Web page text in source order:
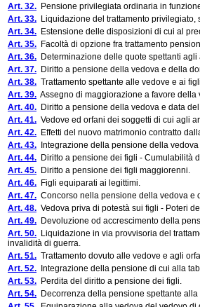
Art. 32. Pensione privilegiata ordinaria in
Art. 33. Liquidazione del trattamento
Art. 34. Estensione delle disposizioni di cui al
Art. 35. Facoltà di opzione fra trattamento
Art. 36. Determinazione delle quote spettanti
Art. 37. Diritto a pensione della vedova e della
Art. 38. Trattamento spettante alle vedove e ai
Art. 39. Assegno di maggiorazione a favore della
Art. 40. Diritto a pensione della vedova e data
Art. 41. Vedove ed orfani dei soggetti di cui agli
Art. 42. Effetti del nuovo matrimonio contratto
Art. 43. Integrazione della pensione della
Art. 44. Diritto a pensione dei figli - Cumulabilità
Art. 45. Diritto a pensione dei figli maggiorenni.
Art. 46. Figli equiparati ai legittimi.
Art. 47. Concorso nella pensione della vedova e
Art. 48. Vedova priva di potestà sui figli - Poteri
Art. 49. Devoluzione od accrescimento della
Art. 50. Liquidazione in via provvisoria del
invalidità di guerra.
Art. 51. Trattamento dovuto alle vedove e agli
Art. 52. Integrazione della pensione di cui alla
Art. 53. Perdita del diritto a pensione dei figli.
Art. 54. Decorrenza della pensione spettante